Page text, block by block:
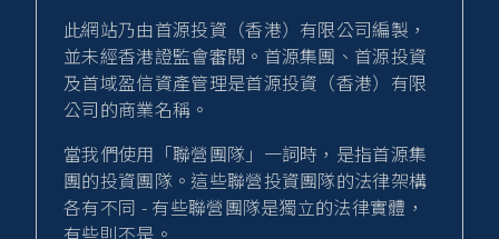
此網站乃由首源投資（香港）有限公司編製，
並未經香港證監會審閱。首源集團、首源投資
及首域盈信資產管理是首源投資（香港）有限
公司的商業名稱。
當我們使用「聯營團隊」一詞時，是指首源集
團的投資團隊。這些聯營投資團隊的法律架構
各有不同 - 有些聯營團隊是獨立的法律實體，
有些則不是。